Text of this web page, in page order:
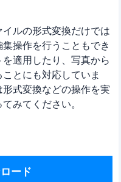
ルの形式変換だけでは
操作を行うこともでき
適用したり、写真から
とにも対応していま
式変換などの操作を実
みてください。
ード